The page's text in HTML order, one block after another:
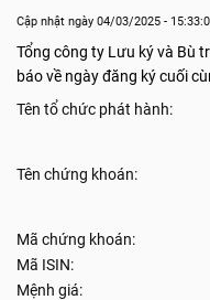
Cập nhật ngày 04/03/2025 -
Tổng công ty Lưu ký và Bù
báo về ngày đăng ký cuối
Tên tổ chức phát hành:
Tên chứng khoán:
Mã chứng khoán:
Mã ISIN:
Mệnh giá: